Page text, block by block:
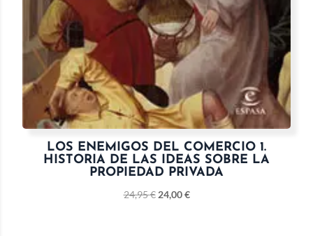
LOS ENEMIGOS DEL COMERCIO 1.
HISTORIA DE LAS IDEAS SOBRE LA
PROPIEDAD PRIVADA
24,95€ 24,00€